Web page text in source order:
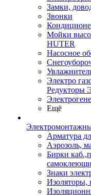
Замки,
Звонки
Мойки
HUTER
Насосное
Электро
Редукторы
Ещё
Арматура
Аэрозоль,
Бирки
Знаки
Изоляторы,